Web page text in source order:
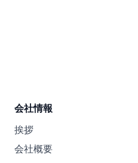
会社情報
挨拶
会社概要